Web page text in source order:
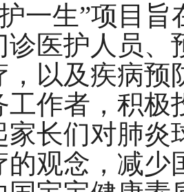
一生”项目
诊医护人员
，以及疾病预
工作者，积
家长们对肺炎
的观念，减